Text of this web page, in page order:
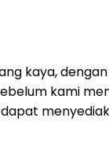
kaya,
kami